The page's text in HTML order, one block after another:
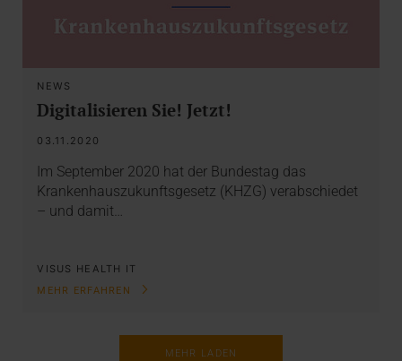
NEWS
Digitalisieren Sie! Jetzt!
03.11.2020
Im September 2020 hat der Bundestag das
Krankenhauszukunftsgesetz (KHZG) verabschiedet
– und damit…
VISUS HEALTH IT
MEHR ERFAHREN
MEHR LADEN